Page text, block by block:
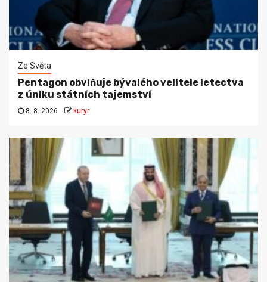
Ze Světa
Pentagon obviňuje bývalého velitele letectva
z úniku státních tajemství
8. 8. 2026 kuryr